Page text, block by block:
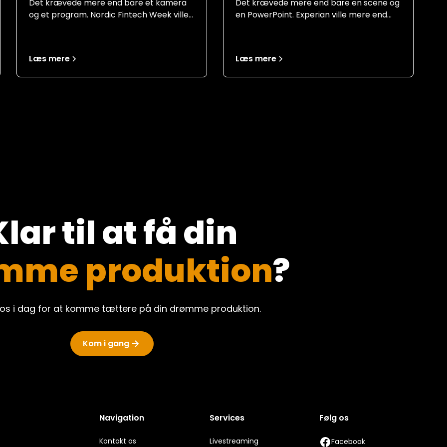
Det krævede mere end bare et kamera
og et program. Nordic Fintech Week ville
der kunne leve videre efter sidste
speaker havde forladt scenen.
Læs mere
Det krævede mere end bare en scene og
en PowerPoint. Experian ville mere end
vise at de er der, hvor innovation og
strategi mødes.
Læs mere
til at få din
produktion?
i dag for at komme tættere på din drømme produktion.
Kom i gang
Navigation
Kontakt os
Services
Livestreaming
Følg os
Facebook